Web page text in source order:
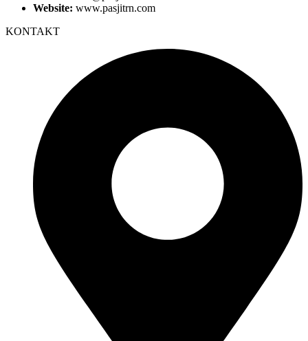
Website: www.pasjitrn.com
KONTAKT